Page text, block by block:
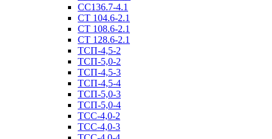
СС136.7-4.1
СТ 104.6-2.1
СТ 108.6-2.1
СТ 128.6-2.1
ТСП-4,5-2
ТСП-5,0-2
ТСП-4,5-3
ТСП-4,5-4
ТСП-5,0-3
ТСП-5,0-4
ТСС-4,0-2
ТСС-4,0-3